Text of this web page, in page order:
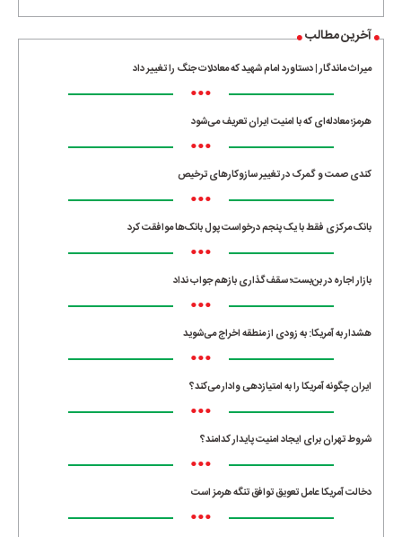
آخرین مطالب
میراث ماندگار | دستاورد امام شهید که معادلات جنگ را تغییر داد
•••
هرمز؛ معادله‌ای که با امنیت ایران تعریف می‌شود
•••
کندی صمت و گمرک در تغییر سازوکارهای ترخیص
•••
بانک مرکزی فقط با یک‌ پنجم درخواست پول بانک‌ها موافقت کرد
•••
بازار اجاره در بن‌بست؛ سقف‌گذاری بازهم جواب نداد
•••
هشدار به آمریکا: به زودی از منطقه اخراج می‌شوید
•••
ایران چگونه آمریکا را به امتیازدهی وادار می‌کند؟
•••
شروط تهران برای ایجاد امنیت پایدار کدامند؟
•••
دخالت آمریکا عامل تعویق توافق تنگه هرمز است
•••